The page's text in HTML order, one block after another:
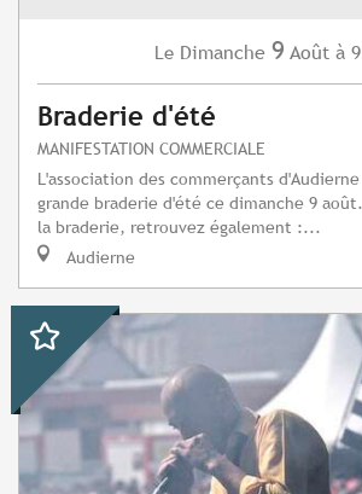
Le Dimanche 9 Août à
Braderie d'été
MANIFESTATION COMMERCIALE
L'association des commerçants
grande braderie d'été ce dimanche 9
la braderie, retrouvez également :...
Audierne